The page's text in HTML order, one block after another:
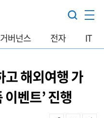
거버넌스 전자 IT
고 해외여행 가
벤트’ 진행